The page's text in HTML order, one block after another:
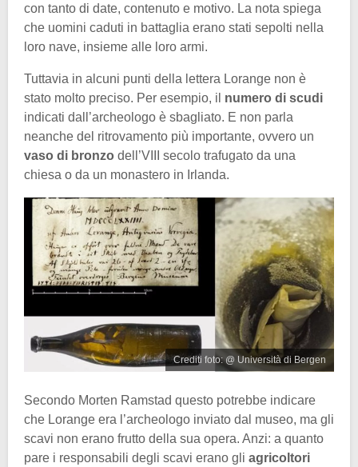
con tanto di date, contenuto e motivo. La nota spiega
che uomini caduti in battaglia erano stati sepolti nella
loro nave, insieme alle loro armi.
Tuttavia in alcuni punti della lettera Lorange non è
stato molto preciso. Per esempio, il numero di scudi
indicati dall’archeologo è sbagliato. E non parla
neanche del ritrovamento più importante, ovvero un
vaso di bronzo dell’VIII secolo trafugato da una
chiesa o da un monastero in Irlanda.
Crediti foto: @ Università di Bergen
Secondo Morten Ramstad questo potrebbe indicare
che Lorange era l’archeologo inviato dal museo, ma gli
scavi non erano frutto della sua opera. Anzi: a quanto
pare i responsabili degli scavi erano gli agricoltori